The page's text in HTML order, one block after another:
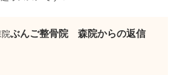
ぶんご整骨院 森院からの返信